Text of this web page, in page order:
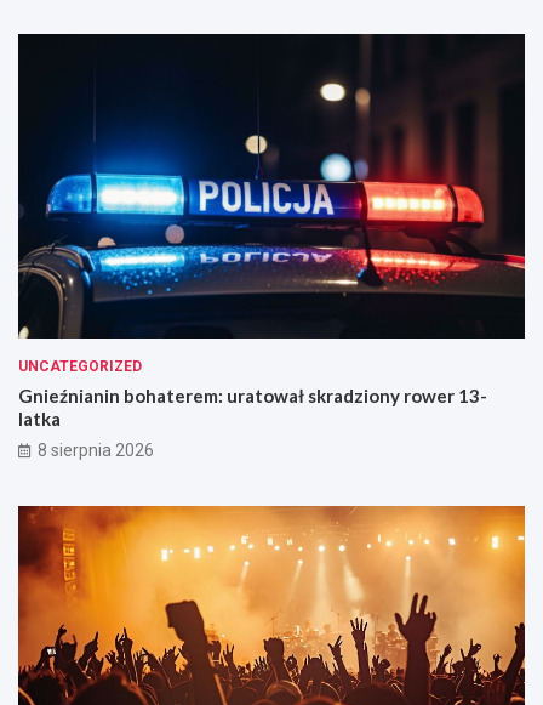
UNCATEGORIZED
Gnieźnianin bohaterem: uratował skradziony rower 13-
latka
8 sierpnia 2026